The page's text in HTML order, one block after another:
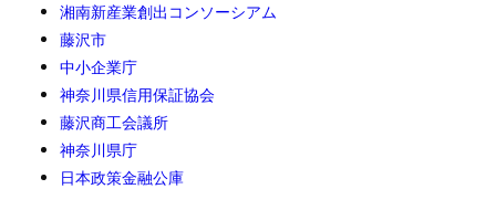
湘南新産業創出コンソーシアム
藤沢市
中小企業庁
神奈川県信用保証協会
藤沢商工会議所
神奈川県庁
日本政策金融公庫